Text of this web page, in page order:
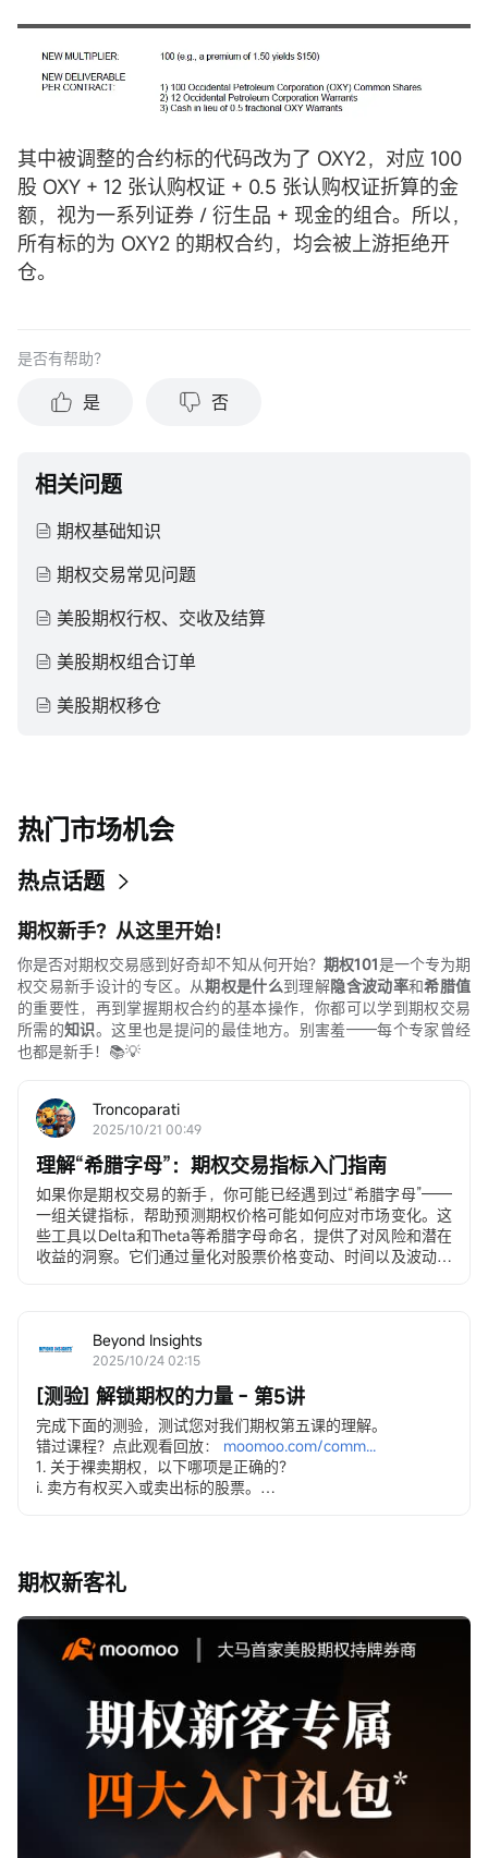
其中被调整的合约标的代码改为了 OXY2，对应 100
股 OXY + 12 张认购权证 + 0.5 张认购权证折算的金
额，视为一系列证券 / 衍生品 + 现金的组合。所以，
所有标的为 OXY2 的期权合约，均会被上游拒绝开
仓。
是否有帮助？
是 否
相关问题
期权基础知识
期权交易常见问题
美股期权行权、交收及结算
美股期权组合订单
美股期权移仓
热门市场机会
热点话题
期权新手？从这里开始！
你是否对期权交易感到好奇却不知从何开始？ 期权101是一个专为期
权交易新手设计的专区。从期权是什么到理解隐含波动率和希腊值
的重要性，再到掌握期权合约的基本操作，你都可以学到期权交易
所需的知识。这里也是提问的最佳地方。别害羞——每个专家曾经
也都是新手！📚💡
Troncoparati
2025/10/21 00:49
理解“希腊字母”：期权交易指标入门指南
如果你是期权交易的新手，你可能已经遇到过“希腊字母”——
一组关键指标，帮助预测期权价格可能如何应对市场变化。这
些工具以Delta和Theta等希腊字母命名，提供了对风险和潜在
收益的洞察。它们通过量化对股票价格变动、时间以及波动性
Beyond Insights
2025/10/24 02:15
[测验] 解锁期权的力量 - 第5讲
完成下面的测验，测试您对我们期权第五课的理解。
错过课程？点此观看回放：
moomoo.com/comm...
1. 关于裸卖期权，以下哪项是正确的？
i. 卖方有权买入或卖出标的股票。
期权新客礼